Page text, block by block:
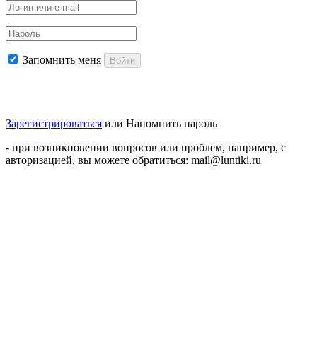
Запомнить меня Войти
Зарегистрироваться или Напомнить пароль
- при возникновении вопросов или проблем, например, с
авторизацией, вы можете обратиться: mail@luntiki.ru